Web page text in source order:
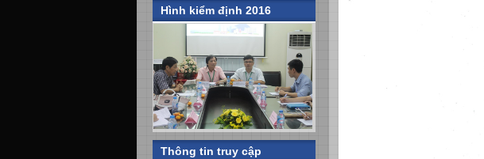
Hình kiểm định 2016
Thông tin truy cập